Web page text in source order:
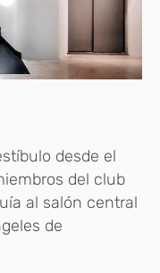
desde el
del club
al salón central
de